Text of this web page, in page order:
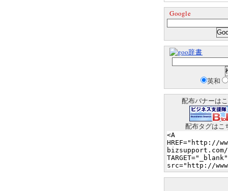
Google
辞書
英和
配布バナーは
配布タグはこ